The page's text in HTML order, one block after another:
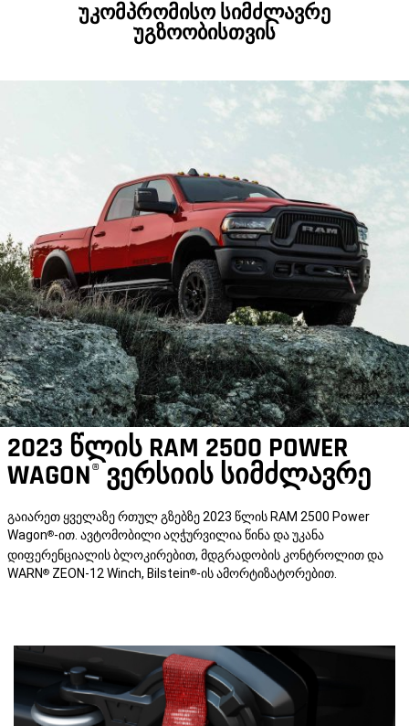
უკომპრომისო სიმძლავრე
უგზოობისთვის
2023 წლის RAM 2500 POWER
WAGON® ვერსიის სიმძლავრე
გაიარეთ ყველაზე რთულ გზებზე 2023 წლის RAM 2500 Power
Wagon®-ით. ავტომობილი აღჭურვილია წინა და უკანა
დიფერენციალის ბლოკირებით, მდგრადობის კონტროლით და
WARN® ZEON-12 Winch, Bilstein®-ის ამორტიზატორებით.